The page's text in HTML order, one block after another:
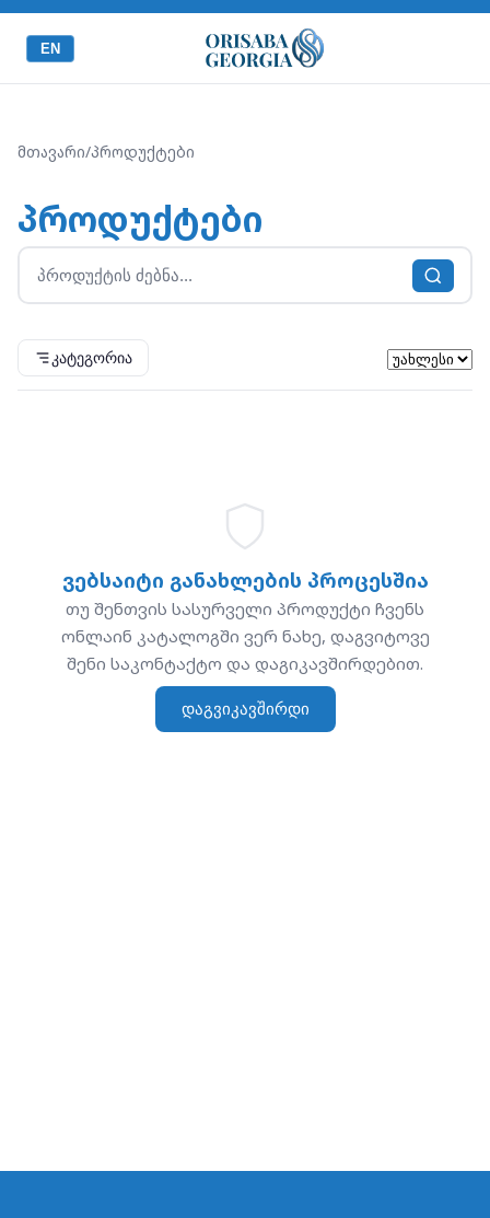
EN
მთავარი/პროდუქტები
პროდუქტები
კატეგორია
ვებსაიტი განახლების პროცესშია
თუ შენთვის სასურველი პროდუქტი ჩვენს
ონლაინ კატალოგში ვერ ნახე, დაგვიტოვე
შენი საკონტაქტო და დაგიკავშირდებით.
დაგვიკავშირდი